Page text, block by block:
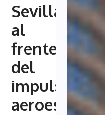
Sevilla,
al
frente
del
impulso
aeroespacial